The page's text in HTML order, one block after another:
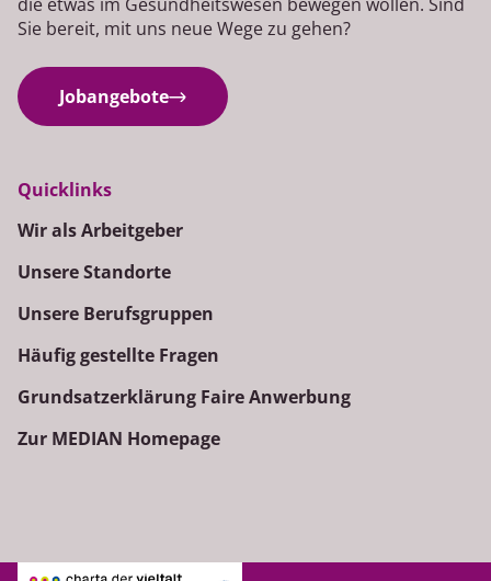
Sie bereit, mit uns neue Wege zu gehen?
Jobangebote
Quicklinks
Wir als Arbeitgeber
Unsere Standorte
Unsere Berufsgruppen
Häufig gestellte Fragen
Grundsatzerklärung Faire Anwerbung
Zur MEDIAN Homepage